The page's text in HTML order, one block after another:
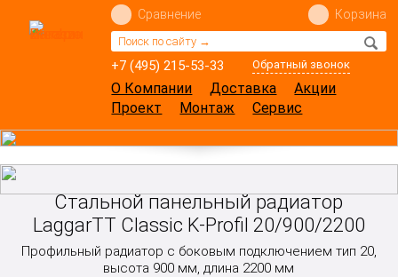
+7 (495) 215-53-33 Обратный звонок
Сравнение Корзина
О Компании Доставка
Акции
Проект
Монтаж Сервис
Стальной панельный радиатор
LaggarTT Classic K-Profil 20/900/2200
Профильный радиатор с боковым подключением тип 20,
высота 900 мм, длина 2200 мм